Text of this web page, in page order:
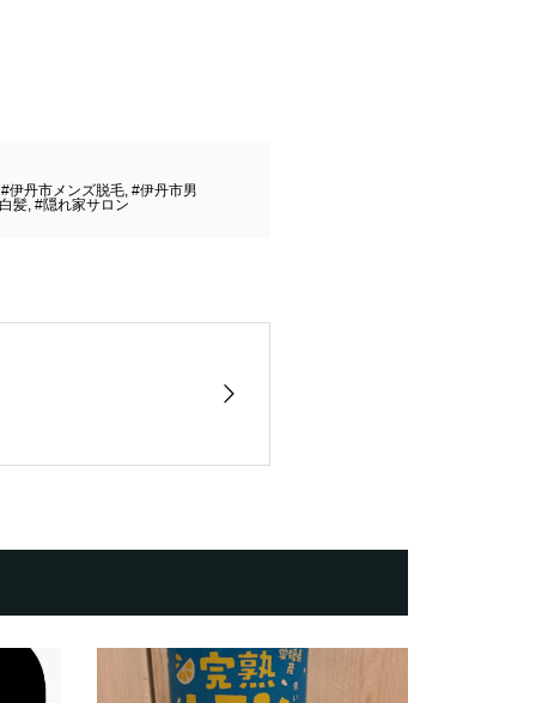
#伊丹市メンズ脱毛, #伊丹市男
髪, #隠れ家サロン